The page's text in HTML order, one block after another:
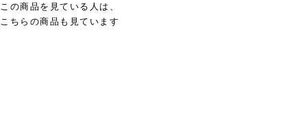
この商品を見ている人は、
こちらの商品も見ています